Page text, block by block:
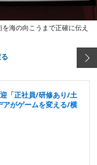
を海の向こうまで正確に伝え
「正社員/研修あり/土
アがゲームを変える/横